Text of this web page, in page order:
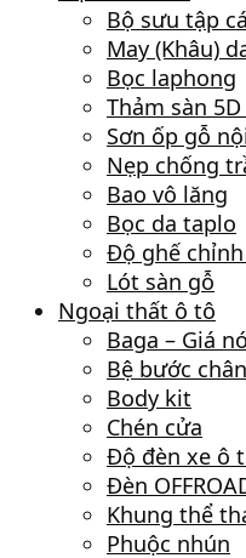
Bộ sưu tập
May (Khâu)
Bọc laphong
Thảm sàn 5D
Sơn ốp gỗ
Nẹp chống
Bao vô lăng
Bọc da taplo
Độ ghế
Lót sàn gỗ
Ngoại thất ô tô
Baga – Giá
Bệ bước chân
Body kit
Chén cửa
Độ đèn xe ô
Đèn
Khung thể
Phuộc nhún